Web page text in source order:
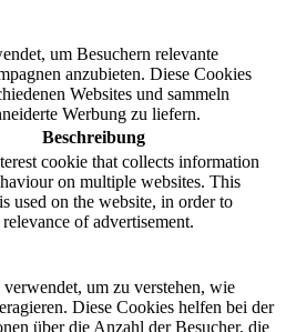
um Besuchern relevante
anzubieten. Diese Cookies
Websites und sammeln
Werbung zu liefern.
Beschreibung
cookie that collects information
on multiple websites. This
used on the website, in order to
of advertisement.
um zu verstehen, wie
Diese Cookies helfen bei der
über die Anzahl der Besucher, die